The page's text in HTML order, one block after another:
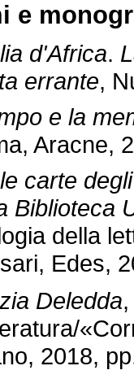
e
d'Africa.
errante,
e la
Aracne,
carte
Biblioteca
della
Edes,
Deledda
2018,